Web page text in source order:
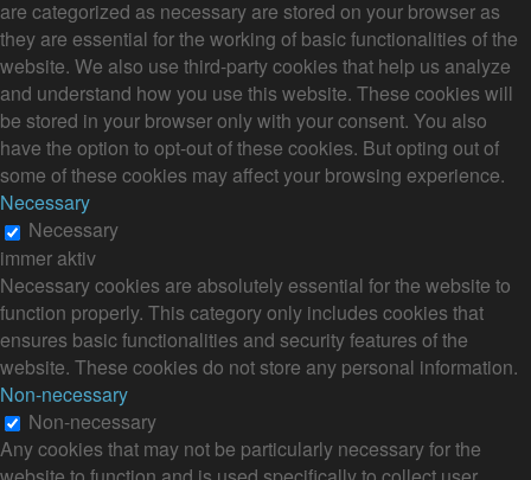
are categorized as necessary are stored on your browser as
they are essential for the working of basic functionalities of the
website. We also use third-party cookies that help us analyze
and understand how you use this website. These cookies will
be stored in your browser only with your consent. You also
have the option to opt-out of these cookies. But opting out of
some of these cookies may affect your browsing experience.
Necessary
Necessary
immer aktiv
Necessary cookies are absolutely essential for the website to
function properly. This category only includes cookies that
ensures basic functionalities and security features of the
website. These cookies do not store any personal information.
Non-necessary
Non-necessary
Any cookies that may not be particularly necessary for the